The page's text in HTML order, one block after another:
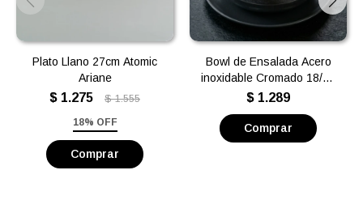
Plato Llano 27cm Atomic
Ariane
$ 1.275 $ 1.555
18% OFF
Bowl de Ensalada Acero
inoxidable Cromado 18/10
Volf - Doble Pared Mediano
$ 1.289